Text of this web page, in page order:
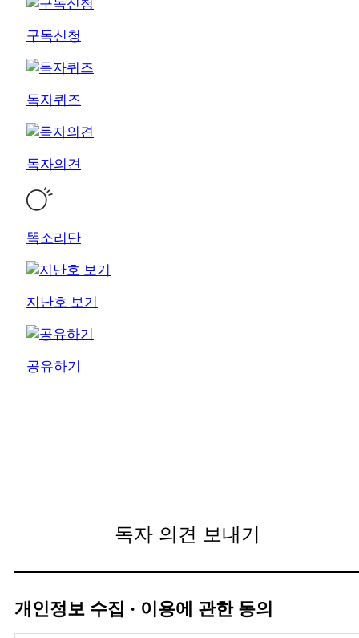
구독신청
독자퀴즈
독자의견
똑소리단
지난호 보기
공유하기
독자 의견 보내기
개인정보 수집 · 이용에 관한 동의